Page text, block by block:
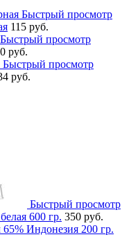
Быстрый просмотр
115 руб.
Быстрый просмотр
руб.
Быстрый просмотр
руб.
Быстрый просмотр
600 гр. 350 руб.